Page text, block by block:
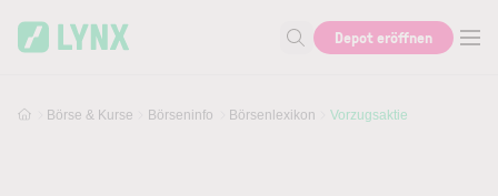
Suche nach Aktie, Autor...
Depot eröffnen
Börse & Kurse Börseninfo Börsenlexikon Vorzugsaktie